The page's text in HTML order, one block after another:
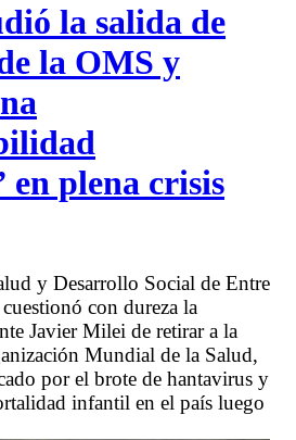
la salida de
la OMS y
en plena crisis
y Desarrollo Social de Entre
con dureza la
Javier Milei de retirar a la
Mundial de la Salud,
por el brote de hantavirus y
infantil en el país luego